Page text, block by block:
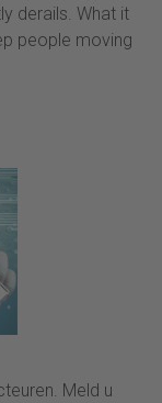
derails. What it
people moving
Meld u